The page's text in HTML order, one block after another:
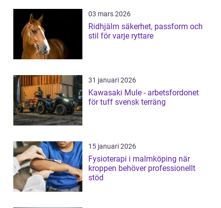
03 mars 2026
Ridhjälm säkerhet, passform och
stil för varje ryttare
31 januari 2026
Kawasaki Mule - arbetsfordonet
för tuff svensk terräng
15 januari 2026
Fysioterapi i malmköping när
kroppen behöver professionellt
stöd